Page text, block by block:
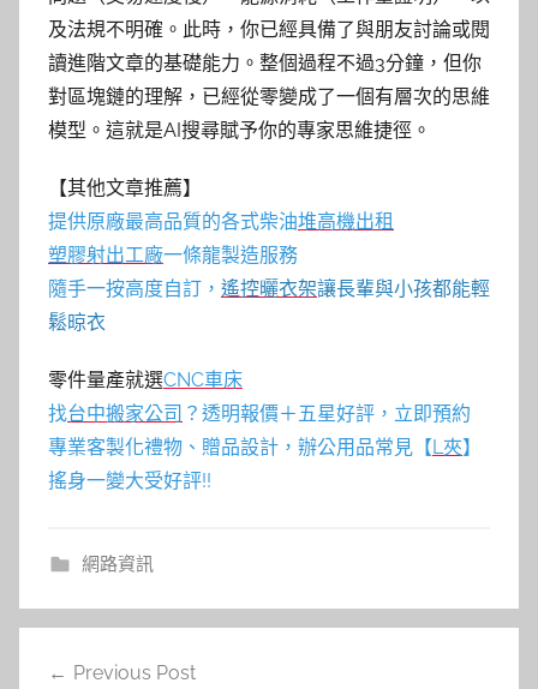
及法規不明確。此時，你已經具備了與朋友討論或閱
讀進階文章的基礎能力。整個過程不過3分鐘，但你
對區塊鏈的理解，已經從零變成了一個有層次的思維
模型。這就是AI搜尋賦予你的專家思維捷徑。
【其他文章推薦】
提供原廠最高品質的各式柴油堆高機出租
塑膠射出工廠一條龍製造服務
隨手一按高度自訂， 遙控曬衣架讓長輩與小孩都能輕
鬆晾衣
零件量產就選CNC車床
找台中搬家公司 ？透明報價＋五星好評，立即預約
專業客製化禮物、贈品設計，辦公用品常見【L夾】
搖身一變大受好評!!
網路資訊
Previous Post